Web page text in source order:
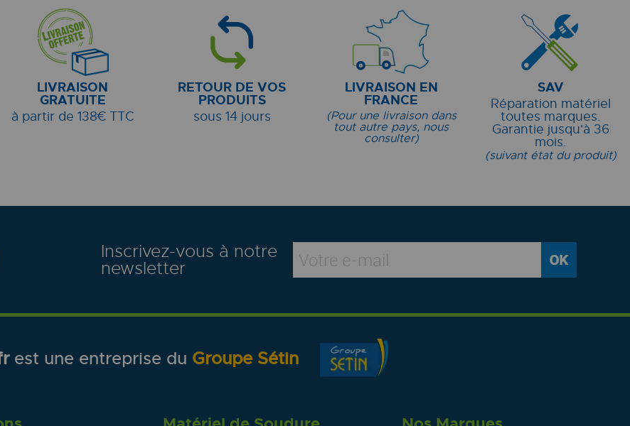
LIVRAISON
GRATUITE
à partir de 138€ TTC
RETOUR DE VOS
PRODUITS
sous 14 jours
LIVRAISON EN
FRANCE
(Pour une livraison dans
tout autre pays, nous
consulter)
SAV
Réparation matériel
toutes marques.
Garantie jusqu'à 36
mois.
(suivant état du produit)
Inscrivez-vous à notre
newsletter
est une entreprise du Groupe Sétin